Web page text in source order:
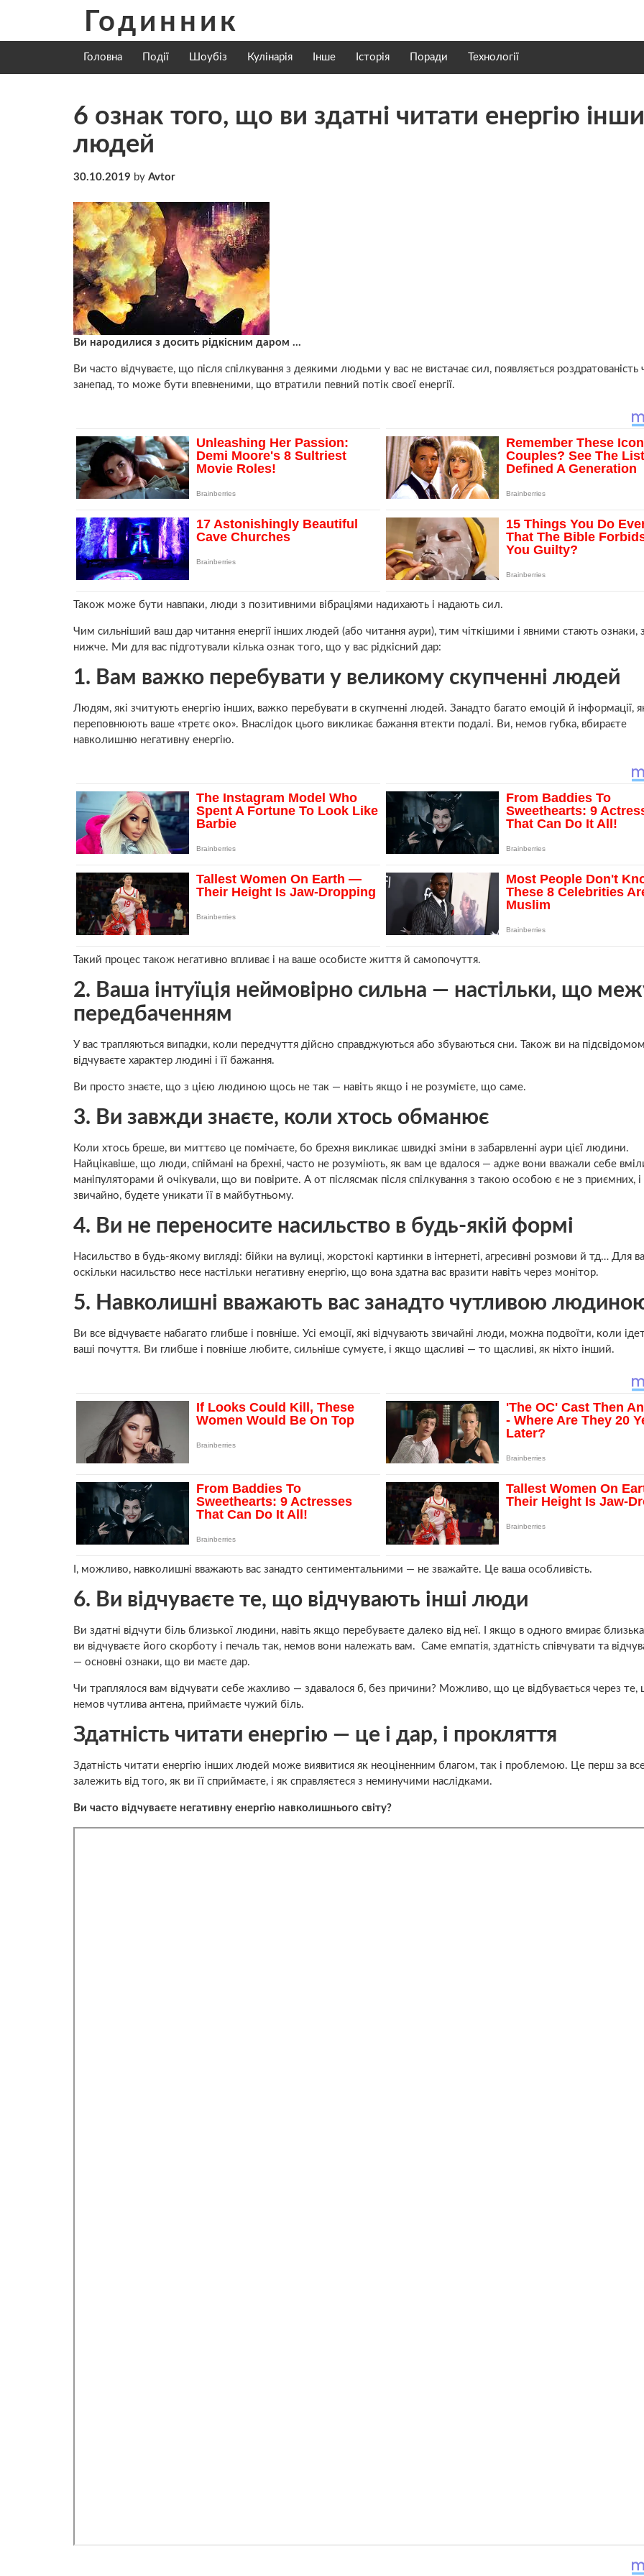
content
Годинник
Головна Події Шоубіз Кулінарія Інше Історія Поради Технології
6 ознак того, що ви здатні читати енергію
людей
30.10.2019 by Avtor
Ви народилися з досить рідкісним даром …
Ви часто відчуваєте, що після спілкування з деякими людьми у вас не вистачає сил, появляється роздратованість
занепад, то може бути впевненими, що втратили певний потік своєї енергії.
Також може бути навпаки, люди з позитивними вібраціями надихають і надають сил.
Чим сильніший ваш дар читання енергії інших людей (або читання аури), тим чіткішими і явними стають ознаки,
нижче. Ми для вас підготували кілька ознак того, що у вас рідкісний дар:
1. Вам важко перебувати у великому скупченні людей
Людям, які зчитують енергію інших, важко перебувати в скупченні людей. Занадто багато емоцій й інформації,
переповнюють ваше «третє око». Внаслідок цього викликає бажання втекти подалі. Ви, немов губка, вбираєте
навколишню негативну енергію.
Такий процес також негативно впливає і на ваше особисте життя й самопочуття.
2. Ваша інтуїція неймовірно сильна — настільки, що
передбаченням
У вас трапляються випадки, коли передчуття дійсно справджуються або збуваються сни. Також ви на
відчуваєте характер людині і її бажання.
Ви просто знаєте, що з цією людиною щось не так — навіть якщо і не розумієте, що саме.
3. Ви завжди знаєте, коли хтось обманює
Коли хтось бреше, ви миттєво це помічаєте, бо брехня викликає швидкі зміни в забарвленні аури цієї людини.
Найцікавіше, що люди, спіймані на брехні, часто не розуміють, як вам це вдалося — адже вони вважали себе
маніпуляторами й очікували, що ви повірите. А от післясмак після спілкування з такою особою є не з приємних, і
звичайно, будете уникати її в майбутньому.
4. Ви не переносите насильство в будь-якій формі
Насильство в будь-якому вигляді: бійки на вулиці, жорстокі картинки в інтернеті, агресивні розмови й тд… Для
оскільки насильство несе настільки негативну енергію, що вона здатна вас вразити навіть через монітор.
5. Навколишні вважають вас занадто чутливою
Ви все відчуваєте набагато глибше і повніше. Усі емоції, які відчувають звичайні люди, можна подвоїти, коли
ваші почуття. Ви глибше і повніше любите, сильніше сумуєте, і якщо щасливі — то щасливі, як ніхто інший.
І, можливо, навколишні вважають вас занадто сентиментальними — не зважайте. Це ваша особливість.
6. Ви відчуваєте те, що відчувають інші люди
Ви здатні відчути біль близької людини, навіть якщо перебуваєте далеко від неї. І якщо в одного вмирає
ви відчуваєте його скорботу і печаль так, немов вони належать вам. Саме емпатія, здатність співчувати та
— основні ознаки, що ви маєте дар.
Чи траплялося вам відчувати себе жахливо — здавалося б, без причини? Можливо, що це відбувається через те,
немов чутлива антена, приймаєте чужий біль.
Здатність читати енергію — це і дар, і прокляття
Здатність читати енергію інших людей може виявитися як неоціненним благом, так і проблемою. Це перш за
залежить від того, як ви її сприймаєте, і як справляєтеся з неминучими наслідками.
Ви часто відчуваєте негативну енергію навколишнього світу?